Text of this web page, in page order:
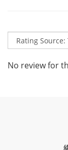
No review for